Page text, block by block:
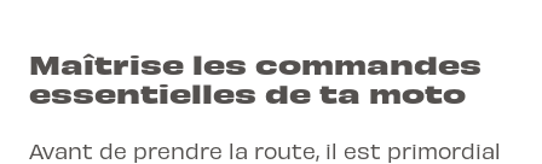
Maîtrise les commandes
essentielles de ta moto
Avant de prendre la route, il est primordial